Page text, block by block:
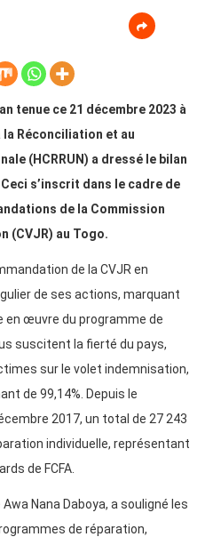
tenue ce 21 décembre 2023 à
Réconciliation et au
(HCRRUN) a dressé le bilan
s’inscrit dans le cadre de
de la Commission
(CVJR) au Togo.
de la CVJR en
de ses actions, marquant
en œuvre du programme de
suscitent la fierté du pays,
sur le volet indemnisation,
de 99,14%. Depuis le
2017, un total de 27 243
individuelle, représentant
de FCFA.
Nana Daboya, a souligné les
de réparation,